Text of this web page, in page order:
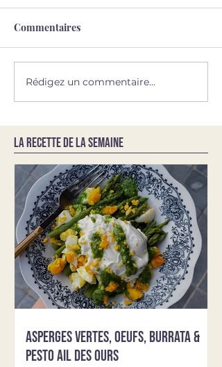
Commentaires
Rédigez un commentaire...
LA RECETTE DE LA SEMAINE
Asperges vertes, oeufs, burrata &
pesto ail des ours